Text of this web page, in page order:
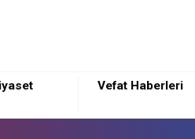
Vefat Haberleri